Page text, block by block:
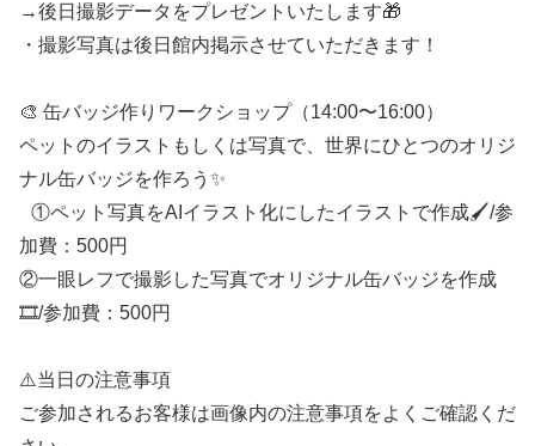
→後日撮影データをプレゼントいたします🎁
・撮影写真は後日館内掲示させていただきます！
🎨 缶バッジ作りワークショップ（14:00〜16:00）
ペットのイラストもしくは写真で、世界にひとつのオリジ
ナル缶バッジを作ろう✨
①ペット写真をAIイラスト化にしたイラストで作成🖌️/参
加費：500円
②一眼レフで撮影した写真でオリジナル缶バッジを作成
🎞️/参加費：500円
⚠️当日の注意事項
ご参加されるお客様は画像内の注意事項をよくご確認くだ